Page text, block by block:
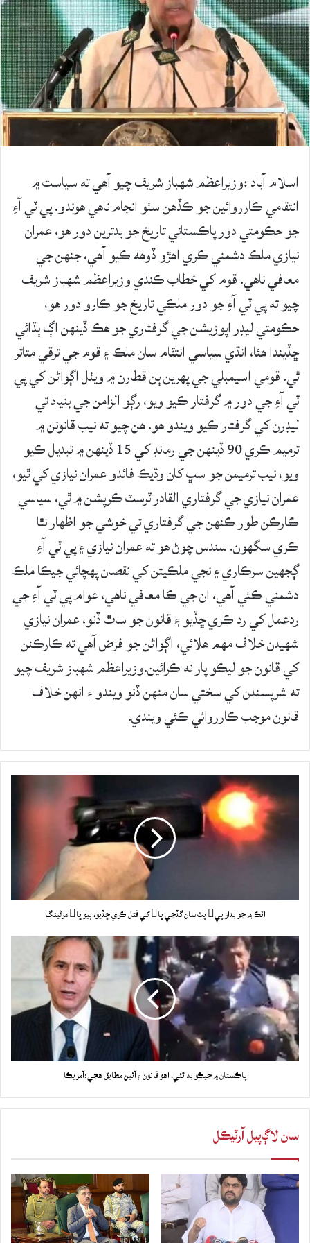
اسلام آباد :وزيراعظم شهباز شريف چيو آهي ته سياست ۾
انتقامي ڪارروائين جو ڪڏهن سٺو انجام ناهي هوندو. پي ٽي آءِ
جو حڪومتي دور پاڪستاني تاريخ جو بدترين دور هو، عمران
نيازي ملڪ دشمني ڪري اهڙو ڏوهه ڪيو آهي، جنهن جي
معافي ناهي. قوم کي خطاب ڪندي وزيراعظم شهباز شريف
چيو ته پي ٽي آءِ جو دور ملڪي تاريخ جو ڪارو دور هو،
حڪومتي ليڊر اپوزيشن جي گرفتاري جو هڪ ڏينهن اڳ ٻڌائي
ڇڏيندا هئا، انڌي سياسي انتقام سان ملڪ ۽ قوم جي ترقي متاثر
ٿي. قومي اسيمبلي جي پهرين ٻن قطارن ۾ ويٺل اڳواڻن کي پي
ٽي آءِ جي دور ۾ گرفتار ڪيو ويو، رڳو الزامن جي بنياد تي
ليڊرن کي گرفتار ڪيو ويندو هو. هن چيو ته نيب قانونن ۾
ترميم ڪري 90 ڏينهن جي رمانڊ کي 15 ڏينهن ۾ تبديل ڪيو
ويو، نيب ترميمن جو سڀ کان وڌيڪ فائدو عمران نيازي کي ٿيو،
عمران نيازي جي گرفتاري القادر ٽرسٽ ڪرپشن ۾ ٿي، سياسي
ڪارڪن طور ڪنهن جي گرفتاري تي خوشي جو اظهار نٿا
ڪري سگهون. سندس چوڻ هو ته عمران نيازي ۽ پي ٽي آءِ
ڳجهين سرڪاري ۽ نجي ملڪيتن کي نقصان پهچائي جيڪا ملڪ
دشمني ڪئي آهي، ان جي ڪا معافي ناهي، عوام پي ٽي آءِ جي
ردعمل کي رد ڪري ڇڏيو ۽ قانون جو ساٿ ڏنو، عمران نيازي
شهيدن خلاف مهم هلائي، اڳواڻن جو فرض آهي ته ڪارڪنن
کي قانون جو ليڪو پار نه ڪرائين.وزيراعظم شهباز شريف چيو
ته شرپسندن کي سختي سان منهن ڏنو ويندو ۽ انهن خلاف
قانون موجب ڪارروائي ڪئي ويندي.
اٽڪ ۾ جوابدار پي پٽ سان گڏجي ڀا کي قتل ڪري ڇڏيو، ٻيو ڀا مرڻينگ
پاڪستان ۾ جيڪو به ٿئي، اهو قانون ۽ آئين مطابق هجي:آمريڪا
سان لاڳاپيل آرٽيڪل